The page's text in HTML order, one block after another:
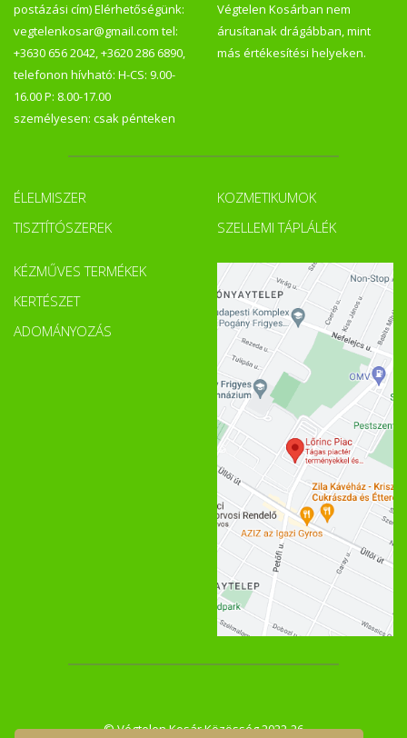
postázási cím) Elérhetőségünk:
vegtelenkosar@gmail.com tel:
+3630 656 2042, +3620 286 6890,
telefonon hívható: H-CS: 9.00-
16.00 P: 8.00-17.00
személyesen: csak pénteken
Végtelen Kosárban nem
árusítanak drágábban, mint
más értékesítési helyeken.
ÉLELMISZER
TISZTÍTÓSZEREK
KOZMETIKUMOK
SZELLEMI TÁPLÁLÉK
KÉZMŰVES TERMÉKEK
KERTÉSZET
ADOMÁNYOZÁS
© Végtelen Kosár Közösség 2022-26